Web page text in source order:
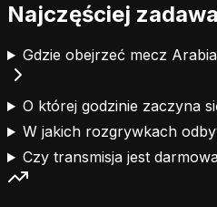
Najczęściej
Gdzie obejrzeć mecz
O której godzinie zaczyna
W jakich rozgrywkach
Czy transmisja jest